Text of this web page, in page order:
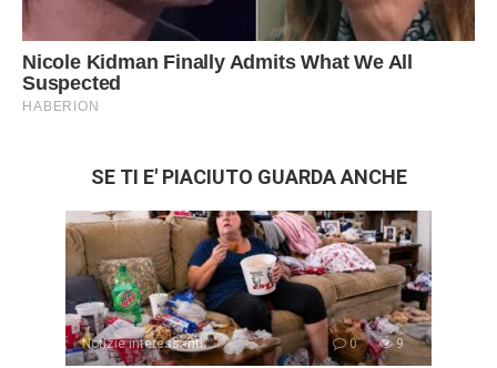
SE TI E' PIACIUTO GUARDA ANCHE
Notizie interessanti 0 9